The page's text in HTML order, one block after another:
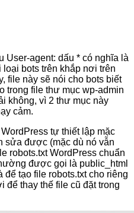
User-agent: dấu * có nghĩa là
bots trên khắp nơi trên
file này sẽ nói cho bots biết
trong file thư mục wp-admin
không, vì 2 thư mục này
cảm.
tự thiết lập mặc
sửa được (mặc dù nó vẫn
robots.txt WordPress chuẩn
được gọi là public_html
tạo file robots.txt cho riêng
để thay thế file cũ đặt trong